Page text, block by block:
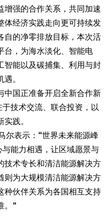
增强的合作关系，共同加速
体经济实践走向更可持续发
自的净零排放目标，本次活
台，为海水淡化、智能电
智能以及碳捕集、利用与封
。
中国正准备开启全新合作新
技术交流、联合投资，以
践。
尔表示：“世界未来能源峰
能力相遇，让区域愿景与
技术专长和清洁能源解决方
则为大规模清洁能源解决方
种伙伴关系为各国相互支持
。”